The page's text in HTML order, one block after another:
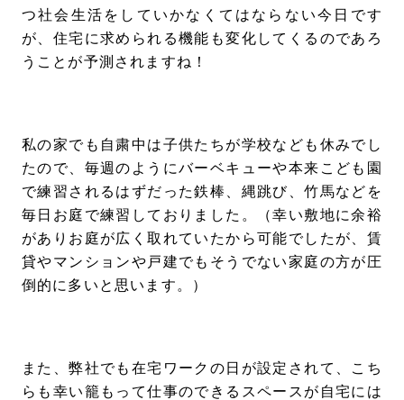
つ社会生活をしていかなくてはならない今日です
が、住宅に求められる機能も変化してくるのであろ
うことが予測されますね！
私の家でも自粛中は子供たちが学校なども休みでし
たので、毎週のようにバーベキューや本来こども園
で練習されるはずだった鉄棒、縄跳び、竹馬などを
毎日お庭で練習しておりました。（幸い敷地に余裕
がありお庭が広く取れていたから可能でしたが、賃
貸やマンションや戸建でもそうでない家庭の方が圧
倒的に多いと思います。）
また、弊社でも在宅ワークの日が設定されて、こち
らも幸い籠もって仕事のできるスペースが自宅には